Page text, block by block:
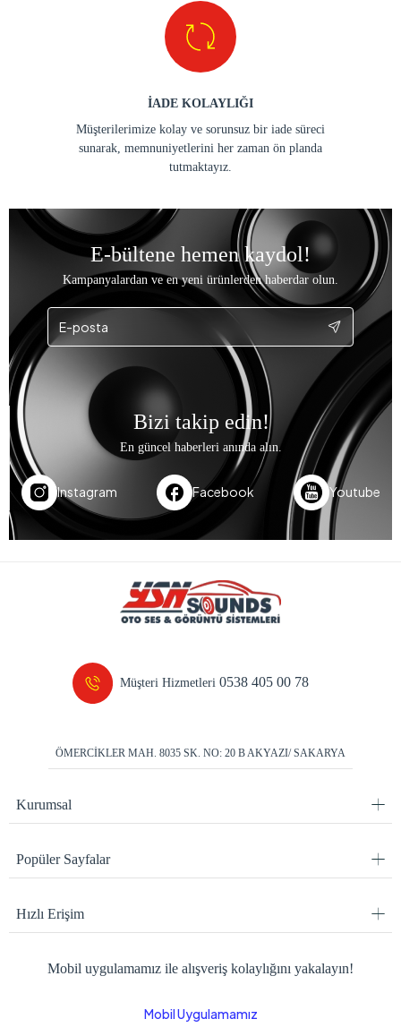
İADE KOLAYLIĞI
Müşterilerimize kolay ve sorunsuz bir iade süreci
sunarak, memnuniyetlerini her zaman ön planda
tutmaktayız.
E-bültene hemen kaydol!
Kampanyalardan ve en yeni ürünlerden haberdar olun.
Bizi takip edin!
En güncel haberleri anında alın.
Instagram Facebook Youtube
Müşteri Hizmetleri0538 405 00 78
ÖMERCİKLER MAH. 8035 SK. NO: 20 B AKYAZI/ SAKARYA
Kurumsal
Popüler Sayfalar
Hızlı Erişim
Mobil uygulamamız ile alışveriş kolaylığını yakalayın!
Mobil Uygulamamız